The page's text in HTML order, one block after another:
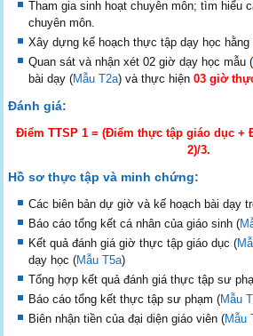
Tham gia sinh hoạt chuyên môn; tìm hiểu
chuyên môn.
Xây dựng kế hoạch thực tập dạy học
Quan sát và nhận xét 02 giờ dạy học mẫu (
bài dạy (Mẫu T2a) và thực hiện03 giờ
Đánh giá:
Điểm TTSP 1 = (Điểm thực tập giáo dục +
2)/3.
Hồ sơ thực tập và minh chứng:
Các biên bản dự giờ và kế hoạch bài dạy
Báo cáo tổng kết cá nhân của giáo sinh (
Kết quả đánh giá giờ thực tập giáo dục (
dạy học (Mẫu T5a)
Tổng hợp kết quả đánh giá thực tập sư
Báo cáo tổng kết thực tập sư phạm (Mẫu
Biên nhận tiền của đại diện giáo viên (Mẫu